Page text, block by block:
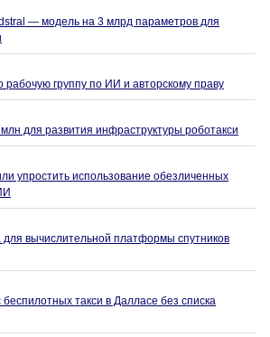
— модель на 3 млрд параметров для
рабочую группу по ИИ и авторскому праву
для развития инфраструктуры роботакси
упростить использование обезличенных
вычислительной платформы спутников
такси в Далласе без списка